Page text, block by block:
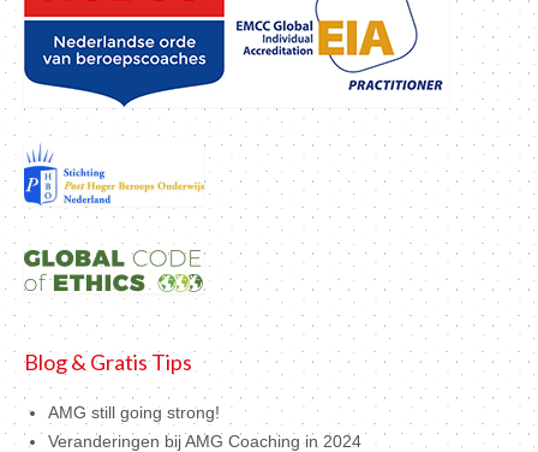
Blog & Gratis Tips
AMG still going strong!
Veranderingen bij AMG Coaching in 2024